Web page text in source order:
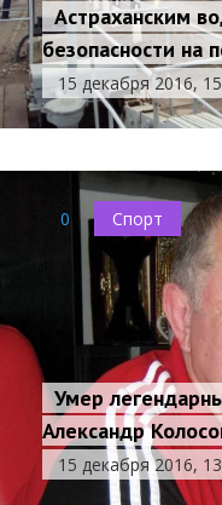
Астраханским
безопасности на
15 декабря 2016,
0 Спорт
Умер
Александр
15 декабря 2016,